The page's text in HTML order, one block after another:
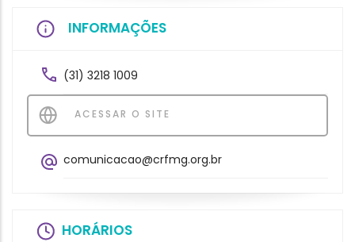
INFORMAÇÕES
(31) 3218 1009
ACESSAR O SITE
comunicacao@crfmg.org.br
HORÁRIOS